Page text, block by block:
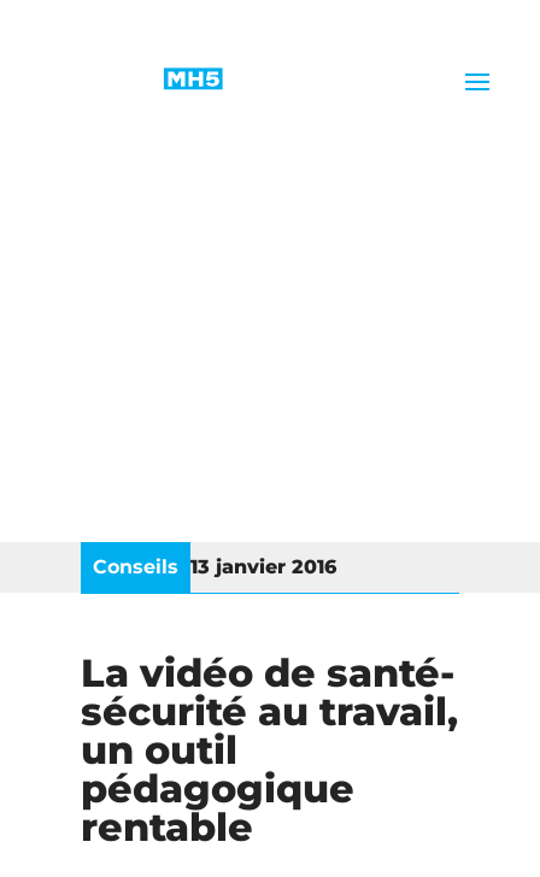
Conseils 13 janvier 2016
La vidéo de santé-
sécurité au travail,
un outil
pédagogique
rentable